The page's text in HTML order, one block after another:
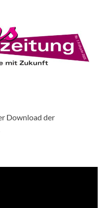
Download der